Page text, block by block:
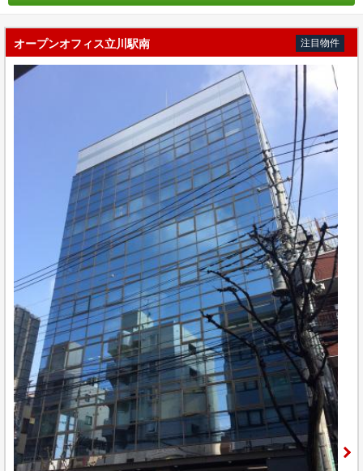
オープンオフィス立川駅南 注目物件